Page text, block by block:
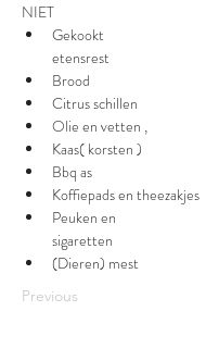
NIET
Gekookt
etensrest
Brood
Citrus schillen
Olie en vetten ,
Kaas( korsten )
Bbq as
Koffiepads en theezakjes
Peuken en
sigaretten
(Dieren) mest
Previous